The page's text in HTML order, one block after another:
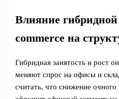
Влияние
commerce на
Гибридная занятость и рост
меняют спрос на офисы и
считать, что снижение